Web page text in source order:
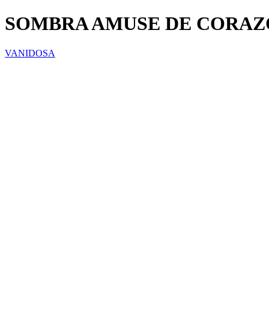
SOMBRA AMUSE DE
VANIDOSA